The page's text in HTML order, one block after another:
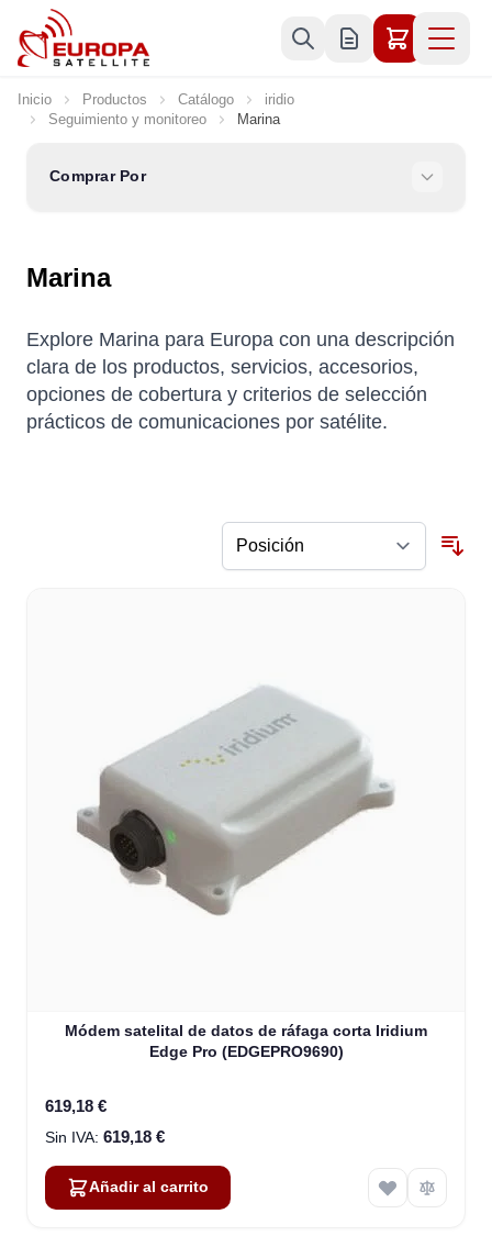
Ir al contenido
Inicio Productos Catálogo
iridio
Seguimiento y monitoreo
Marina
Comprar Por
Marina
Explore Marina para Europa con una descripción
clara de los productos, servicios, accesorios,
opciones de cobertura y criterios de selección
prácticos de comunicaciones por satélite.
Módem satelital de datos de ráfaga corta Iridium
Edge Pro (EDGEPRO9690)
619,18 €
619,18 €
Añadir al carrito